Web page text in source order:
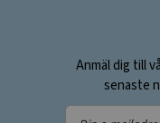
Anmäl dig till
senaste
Din